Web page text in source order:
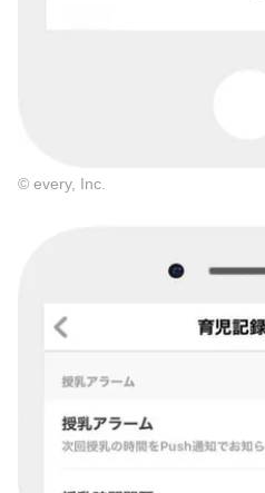
© every, Inc.